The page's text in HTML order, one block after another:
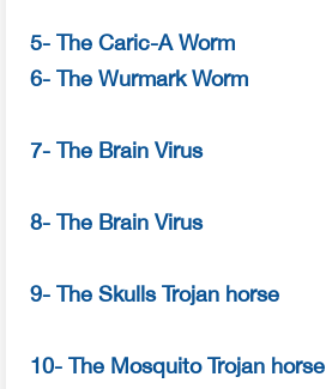
5- The Caric-A Worm
6- The Wurmark Worm
7- The Brain Virus
8- The Brain Virus
9- The Skulls Trojan horse
10- The Mosquito Trojan horse